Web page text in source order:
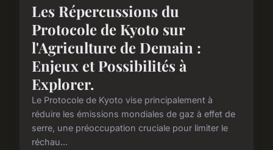
Les Répercussions du
Protocole de Kyoto sur
l'Agriculture de Demain :
Enjeux et Possibilités à
Explorer.
Le Protocole de Kyoto vise principalement à
réduire les émissions mondiales de gaz à effet de
serre, une préoccupation cruciale pour limiter le
réchau...